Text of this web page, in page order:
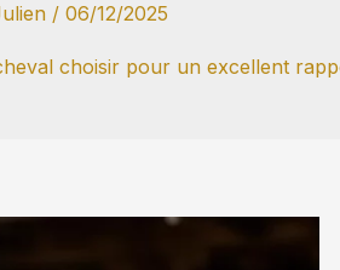
/ 06/12/2025
choisir pour un excellent